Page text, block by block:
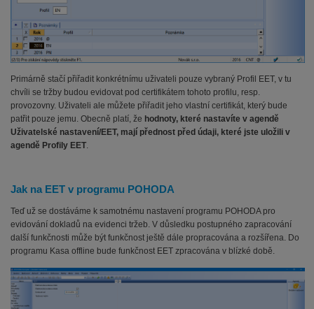
Primárně stačí přiřadit konkrétnímu uživateli pouze vybraný Profil EET, v tu
chvíli se tržby budou evidovat pod certifikátem tohoto profilu, resp.
provozovny. Uživateli ale můžete přiřadit jeho vlastní certifikát, který bude
patřit pouze jemu. Obecně platí, že hodnoty, které nastavíte v agendě
Uživatelské nastavení/EET, mají přednost před údaji, které jste uložili v
agendě Profily EET
Jak na EET v programu POHODA
Teď už se dostáváme k samotnému nastavení programu POHODA pro
evidování dokladů na evidenci tržeb. V důsledku postupného zapracování
další funkčnosti může být funkčnost ještě dále propracována a rozšířena. Do
programu Kasa offline bude funkčnost EET zpracována v blízké době.